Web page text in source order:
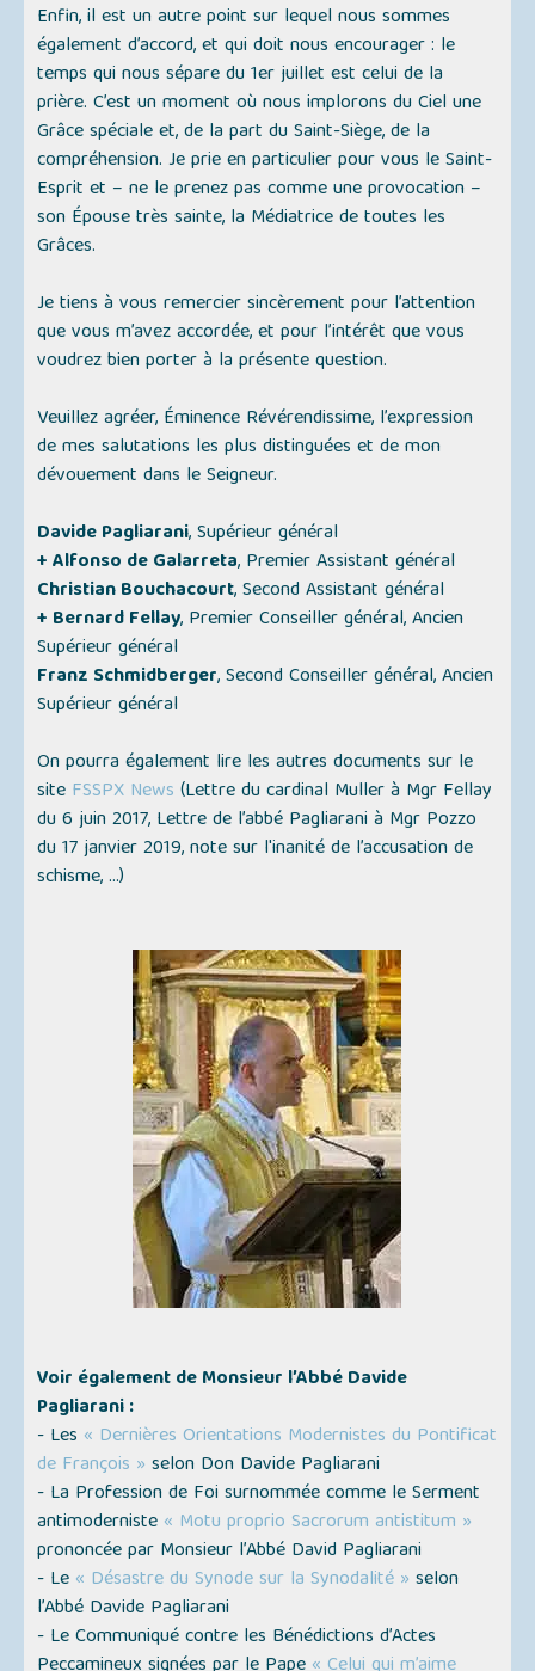
Enfin, il est un autre point sur lequel nous sommes
également d’accord, et qui doit nous encourager : le
temps qui nous sépare du 1er juillet est celui de la
prière. C’est un moment où nous implorons du Ciel une
Grâce spéciale et, de la part du Saint-Siège, de la
compréhension. Je prie en particulier pour vous le Saint-
Esprit et – ne le prenez pas comme une provocation –
son Épouse très sainte, la Médiatrice de toutes les
Grâces.
Je tiens à vous remercier sincèrement pour l’attention
que vous m’avez accordée, et pour l’intérêt que vous
voudrez bien porter à la présente question.
Veuillez agréer, Éminence Révérendissime, l’expression
de mes salutations les plus distinguées et de mon
dévouement dans le Seigneur.
Davide Pagliarani, Supérieur général
+ Alfonso de Galarreta, Premier Assistant général
Christian Bouchacourt, Second Assistant général
+ Bernard Fellay, Premier Conseiller général, Ancien
Supérieur général
Franz Schmidberger, Second Conseiller général, Ancien
Supérieur général
On pourra également lire les autres documents sur le
site FSSPX News (Lettre du cardinal Muller à Mgr Fellay
du 6 juin 2017, Lettre de l’abbé Pagliarani à Mgr Pozzo
du 17 janvier 2019, note sur l'inanité de l’accusation de
schisme, ...)
Voir également de Monsieur l’Abbé Davide
Pagliarani :
- Les « Dernières Orientations Modernistes du Pontificat
de François » selon Don Davide Pagliarani
- La Profession de Foi surnommée comme le Serment
antimoderniste « Motu proprio Sacrorum antistitum »
prononcée par Monsieur l’Abbé David Pagliarani
- Le « Désastre du Synode sur la Synodalité » selon
l’Abbé Davide Pagliarani
- Le Communiqué contre les Bénédictions d’Actes